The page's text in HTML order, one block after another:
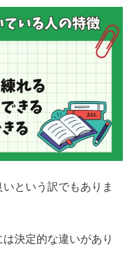
という訳でもありま
決定的な違いがあり